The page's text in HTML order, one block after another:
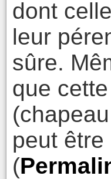
dont
leur
sûre.
que
peut être
(